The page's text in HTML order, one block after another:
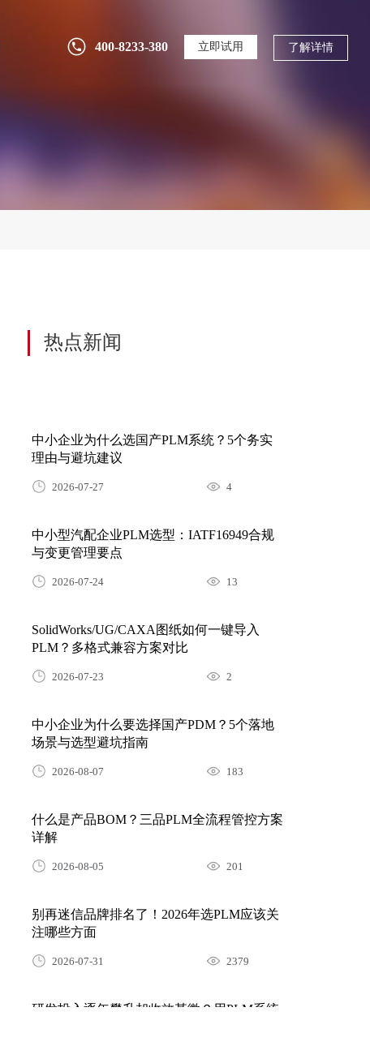
400-8233-380 立即试用 了解详情
热点新闻
研发投入逐年攀升却收效甚微？用PLM系统
构建全生命周期研发管理体系
的正确决策路径
2026-07-27
2026-07-24
2026-07-23
2026-08-07
2026-08-05
2026-07-31